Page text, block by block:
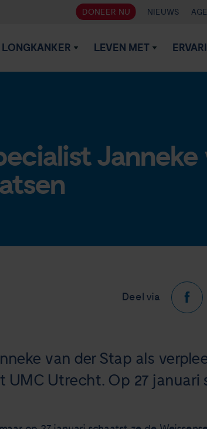
DONEER NU NIEUWS
LONGKANKER LEVEN MET
Deel via
van der Stap als
UMC Utrecht. Op 27 januari